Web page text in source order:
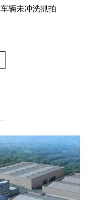
车辆未冲洗抓拍